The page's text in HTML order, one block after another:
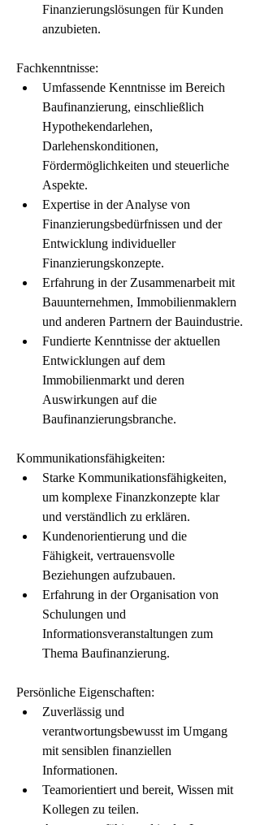
Finanzierungslösungen für Kunden
anzubieten.
Fachkenntnisse:
Umfassende Kenntnisse im Bereich
Baufinanzierung, einschließlich
Hypothekendarlehen,
Darlehenskonditionen,
Fördermöglichkeiten und steuerliche
Aspekte.
Expertise in der Analyse von
Finanzierungsbedürfnissen und der
Entwicklung individueller
Finanzierungskonzepte.
Erfahrung in der Zusammenarbeit mit
Bauunternehmen, Immobilienmaklern
und anderen Partnern der Bauindustrie.
Fundierte Kenntnisse der aktuellen
Entwicklungen auf dem
Immobilienmarkt und deren
Auswirkungen auf die
Baufinanzierungsbranche.
Kommunikationsfähigkeiten:
Starke Kommunikationsfähigkeiten,
um komplexe Finanzkonzepte klar
und verständlich zu erklären.
Kundenorientierung und die
Fähigkeit, vertrauensvolle
Beziehungen aufzubauen.
Erfahrung in der Organisation von
Schulungen und
Informationsveranstaltungen zum
Thema Baufinanzierung.
Persönliche Eigenschaften:
Zuverlässig und
verantwortungsbewusst im Umgang
mit sensiblen finanziellen
Informationen.
Teamorientiert und bereit, Wissen mit
Kollegen zu teilen.